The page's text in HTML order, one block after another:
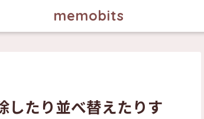
memobits
したり並べ替えたりす